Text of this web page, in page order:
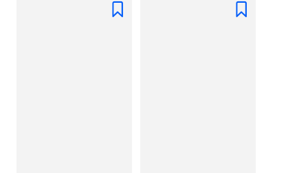
 